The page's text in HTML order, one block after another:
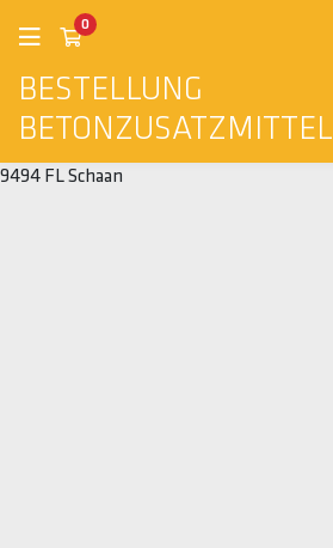
BESTELLUNG
BETONZUSATZMITTEL
0
9494 FL Schaan